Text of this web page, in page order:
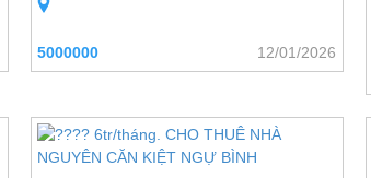
5000000 12/01/2026